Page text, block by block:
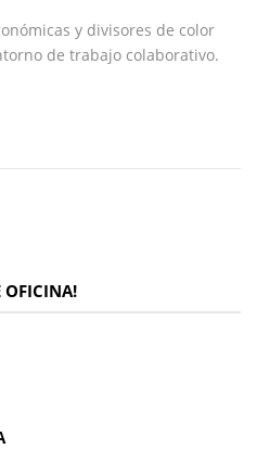
y divisores de color
de trabajo colaborativo.
OFICINA!